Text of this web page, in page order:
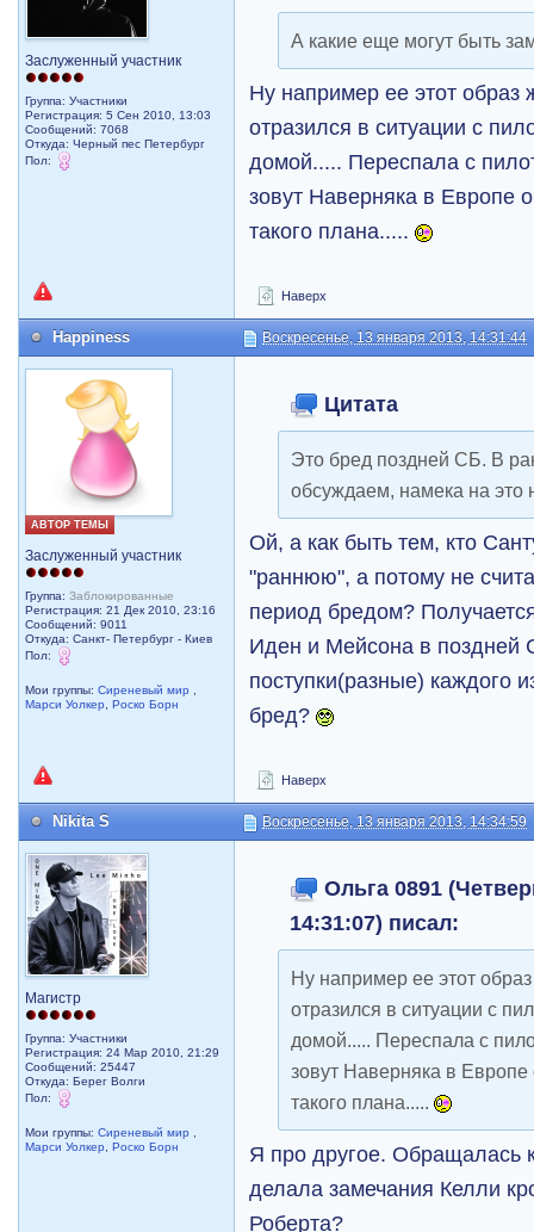
Заслуженный участник
Группа: Участники
Регистрация: 5 Сен 2010, 13:03
Сообщений: 7068
Откуда: Черный пес Петербург
Пол:
А какие еще могут быть
Ну например ее этот образ
отразился в ситуации с
домой..... Переспала с
зовут Наверняка в Европе
такого плана.....
Наверх
Happiness Воскресенье, 13 января 2013, 14:31:44
АВТОР ТЕМЫ
Заслуженный участник
Группа:Заблокированные
Регистрация: 21 Дек 2010, 23:16
Сообщений: 9011
Откуда: Санкт- Петербург - Киев
Пол:
Мои группы:Сиреневый мир
Марси Уолкер
,Роско Борн
Цитата
Это бред поздней СБ. В
обсуждаем, намека на это
Ой, а как быть тем, кто
"раннюю", а потому не
период бредом?
Иден и Мейсона в поздней
поступки(разные) каждого
бред?
Наверх
Nikita S Воскресенье, 13 января 2013, 14:34:59
Магистр
Группа: Участники
Регистрация: 24 Мар 2010, 21:29
Сообщений: 25447
Откуда: Берег Волги
Пол:
Мои группы:Сиреневый мир
Марси Уолкер
,Роско Борн
Ольга 0891
14:31:07) писал:
Ну например ее этот
отразился в ситуации с
домой..... Переспала с
зовут Наверняка в
такого плана.....
Я про другое. Обращалась
делала замечания Келли
Роберта?